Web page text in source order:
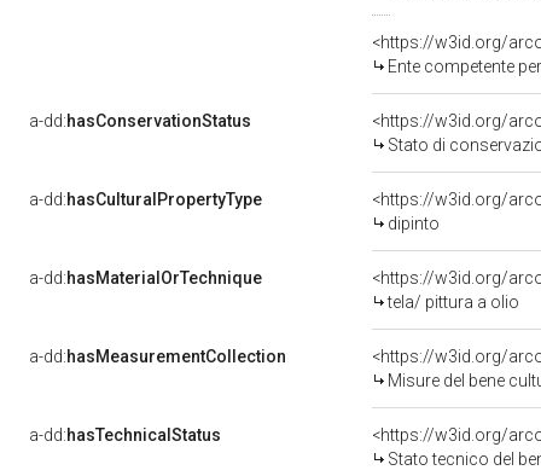
<https://w3id.org/
Ente competente per tutela
a-dd:hasConservationStatus
<https://w3id.org/
Stato di
a-dd:hasCulturalPropertyType
<https://w3id.org/
dipinto
a-dd:hasMaterialOrTechnique
<https://w3id.org/
tela/ pittura a olio
a-dd:hasMeasurementCollection
<https://w3id.org/
Misure del bene
a-dd:hasTechnicalStatus
<https://w3id.org/
Stato tecnico del